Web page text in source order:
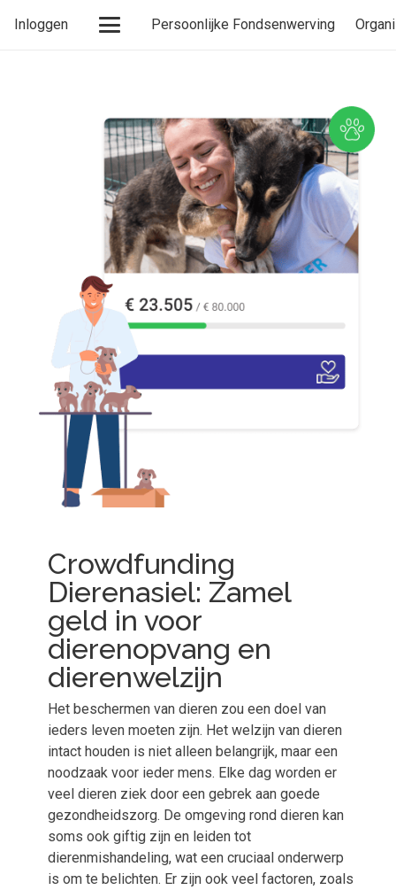
Inloggen Persoonlijke Fondsenwerving
Crowdfunding
Dierenasiel: Zamel
geld in voor
dierenopvang en
dierenwelzijn
Het beschermen van dieren zou een doel van
ieders leven moeten zijn. Het welzijn van dieren
intact houden is niet alleen belangrijk, maar een
noodzaak voor ieder mens. Elke dag worden er
veel dieren ziek door een gebrek aan goede
gezondheidszorg. De omgeving rond dieren kan
soms ook giftig zijn en leiden tot
dierenmishandeling, wat een cruciaal onderwerp
is om te belichten. Er zijn ook veel factoren, zoals